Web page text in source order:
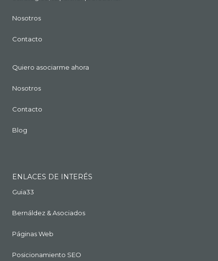
Nosotros
Contacto
Quiero asociarme ahora
Nosotros
Contacto
Blog
ENLACES DE INTERÉS
Guia33
Bernáldez & Asociados
Páginas Web
Posicionamiento SEO